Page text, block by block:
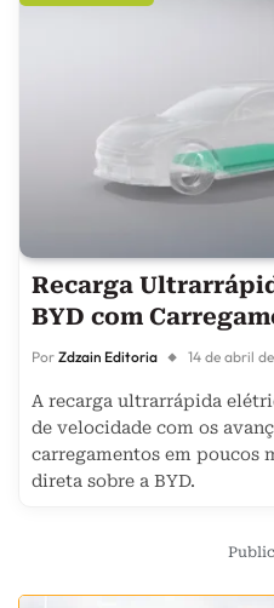
Recarga
BYD com
Por Zdzain Editoria 14 de abril
A recarga ultrarrápida
de velocidade com os
carregamentos em poucos
direta sobre a BYD.